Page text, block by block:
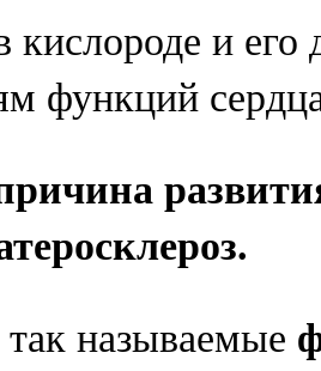
кислороде и
функций
называемые